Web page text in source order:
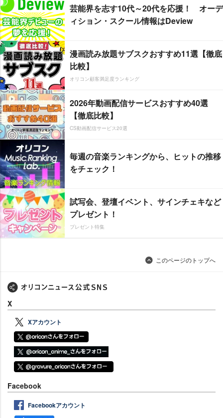
芸能界を志す10代～20代を応援！ オーデ
ィション・スクール情報はDeview
漫画読み放題サブスクおすすめ11選【徹底
比較】
オリコン顧客満足度ランキング
2026年動画配信サービスおすすめ40選
【徹底比較】
CS動画配信サービス20選
毎週の音楽ランキングから、ヒットの推移
をチェック！
試写会、登壇イベント、サインチェキなど
プレゼント！
プレゼント特集
このページのトップへ
X
Xアカウント
Facebook
Facebookアカウント